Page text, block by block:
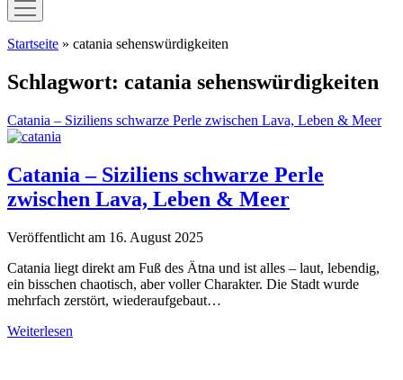
Menü
öffnen
Startseite » catania sehenswürdigkeiten
Schlagwort: catania sehenswürdigkeiten
Catania – Siziliens schwarze Perle zwischen Lava, Leben & Meer
Catania – Siziliens schwarze Perle
zwischen Lava, Leben & Meer
Veröffentlicht am 16. August 2025
Catania liegt direkt am Fuß des Ätna und ist alles – laut, lebendig,
ein bisschen chaotisch, aber voller Charakter. Die Stadt wurde
mehrfach zerstört, wiederaufgebaut…
Weiterlesen